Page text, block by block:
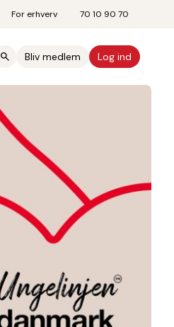
For erhverv 70 10 90 70
Bliv medlem Log ind